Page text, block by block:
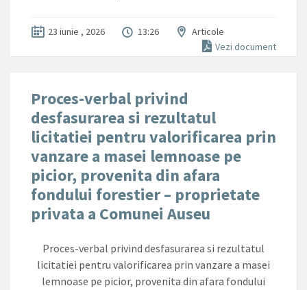
23 iunie , 2026 13:26
Articole
Vezi document
Proces-verbal privind
desfasurarea si rezultatul
licitatiei pentru valorificarea prin
vanzare a masei lemnoase pe
picior, provenita din afara
fondului forestier – proprietate
privata a Comunei Auseu
Proces-verbal privind desfasurarea si rezultatul
licitatiei pentru valorificarea prin vanzare a masei
lemnoase pe picior, provenita din afara fondului